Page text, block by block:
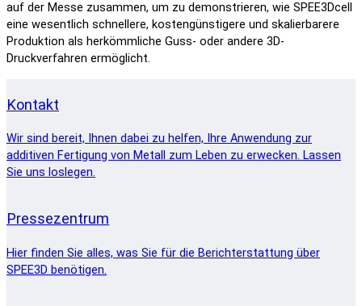
auf der Messe zusammen, um zu demonstrieren, wie SPEE3Dcell
eine wesentlich schnellere, kostengünstigere und skalierbarere
Produktion als herkömmliche Guss- oder andere 3D-
Druckverfahren ermöglicht.
Kontakt
Wir sind bereit, Ihnen dabei zu helfen, Ihre Anwendung zur
additiven Fertigung von Metall zum Leben zu erwecken. Lassen
Sie uns loslegen.
Pressezentrum
Hier finden Sie alles, was Sie für die Berichterstattung über
SPEE3D benötigen.